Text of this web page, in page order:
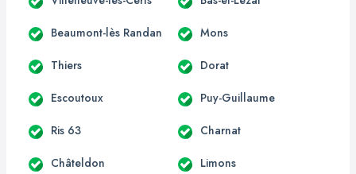
Beaumont-lès Randan Mons
Thiers Dorat
Escoutoux Puy-Guillaume
Ris 63 Charnat
Châteldon Limons